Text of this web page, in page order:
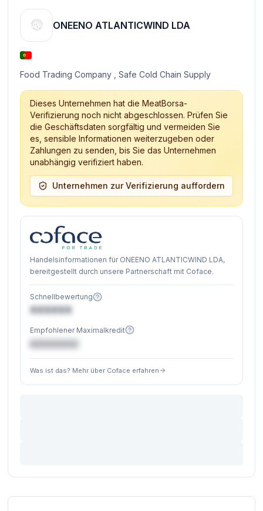
ONEENO ATLANTICWIND LDA
Food Trading Company , Safe Cold Chain Supply
Dieses Unternehmen hat die MeatBorsa-
Verifizierung noch nicht abgeschlossen. Prüfen Sie
die Geschäftsdaten sorgfältig und vermeiden Sie
es, sensible Informationen weiterzugeben oder
Zahlungen zu senden, bis Sie das Unternehmen
unabhängig verifiziert haben.
Unternehmen zur Verifizierung auffordern
Handelsinformationen für ONEENO ATLANTICWIND LDA,
bereitgestellt durch unsere Partnerschaft mit Coface.
Schnellbewertung
XXXXXX
Empfohlener Maximalkredit
Was ist das? Mehr über Coface erfahren